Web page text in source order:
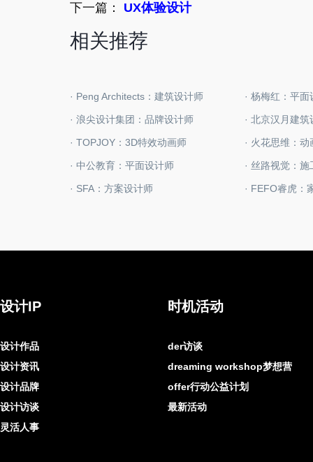
下一篇： UX体验设计
相关推荐
· Peng Architects：建筑设计师 · 杨梅红：平面
· 浪尖设计集团：品牌设计师
· TOPJOY：3D特效动画师 · 火花思维：动
· 中公教育：平面设计师 · 丝路视觉：
· SFA：方案设计师 · FEFO睿虎：
设计IP
设计作品
设计资讯
设计品牌
设计访谈
灵活人事
时机活动
der访谈
dreaming workshop梦想营
offer行动公益计划
最新活动